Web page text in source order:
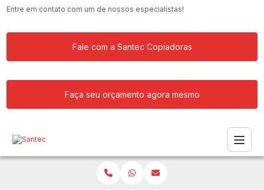
Entre em contato com um de nossos especialistas!
Fale com a Santec Copiadoras
Faça seu orçamento agora mesmo